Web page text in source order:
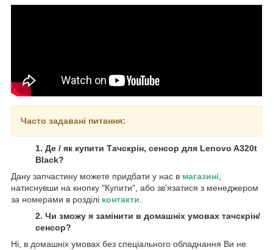
Часто задавані питання:
1. Де / як купити Тачскрін, сенсор для Lenovo A320t
Black?
Дану запчастину можете придбати у нас в магазині
натиснувши на кнопку "Купити", або зв'язатися з менеджером
за номерами в розділі контакти
2. Чи зможу я замінити в домашніх умовах тачскрін/
сенсор?
Ні, в домашніх умовах без спеціального обладнання Ви не